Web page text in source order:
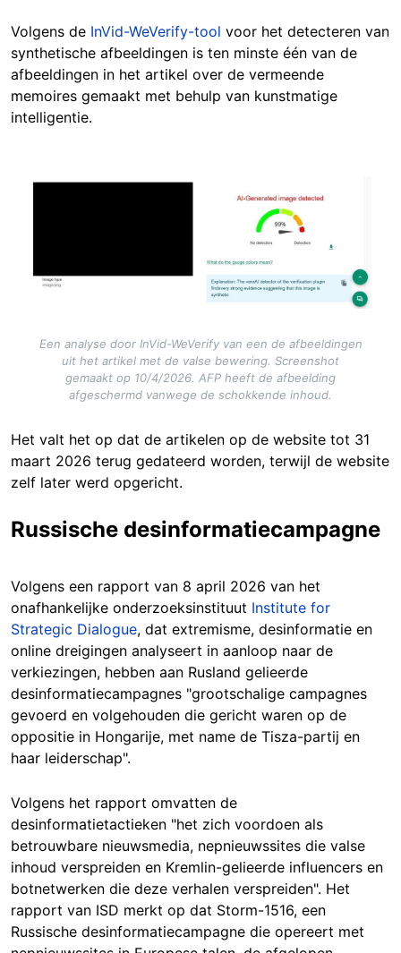
Volgens de InVid-WeVerify-tool voor het detecteren van
synthetische afbeeldingen is ten minste één van de
afbeeldingen in het artikel over de vermeende
memoires gemaakt met behulp van kunstmatige
intelligentie.
Image
Een analyse door InVid-WeVerify van een de afbeeldingen
uit het artikel met de valse bewering. Screenshot
gemaakt op 10/4/2026. AFP heeft de afbeelding
afgeschermd vanwege de schokkende inhoud.
Het valt het op dat de artikelen op de website tot 31
maart 2026 terug gedateerd worden, terwijl de website
zelf later werd opgericht.
Russische desinformatiecampagne
Volgens een rapport van 8 april 2026 van het
onafhankelijke onderzoeksinstituut Institute for
Strategic Dialogue, dat extremisme, desinformatie en
online dreigingen analyseert in aanloop naar de
verkiezingen, hebben aan Rusland gelieerde
desinformatiecampagnes "grootschalige campagnes
gevoerd en volgehouden die gericht waren op de
oppositie in Hongarije, met name de Tisza-partij en
haar leiderschap".
Volgens het rapport omvatten de
desinformatietactieken "het zich voordoen als
betrouwbare nieuwsmedia, nepnieuwssites die valse
inhoud verspreiden en Kremlin-gelieerde influencers en
botnetwerken die deze verhalen verspreiden". Het
rapport van ISD merkt op dat Storm-1516, een
Russische desinformatiecampagne die opereert met